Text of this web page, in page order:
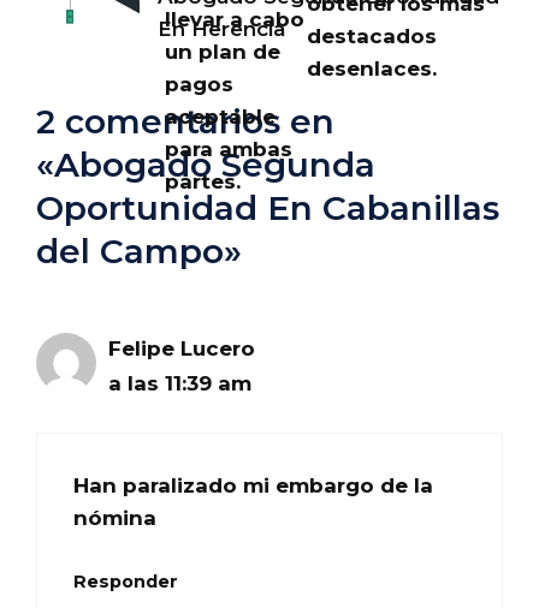
llevar a cabo
un plan de
pagos
aceptable
para ambas
partes.
destacados
desenlaces.
En Herencia
2 comentarios en
«Abogado Segunda
Oportunidad En Cabanillas
del Campo»
Felipe Lucero
a las 11:39 am
Han paralizado mi embargo de la
nómina
Responder